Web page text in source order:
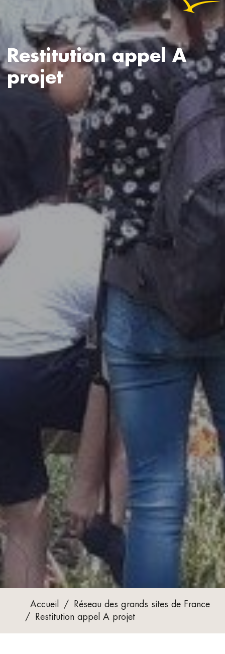
Restitution appel A
projet
Accueil /
Réseau des grands sites de France
/
Restitution appel A projet